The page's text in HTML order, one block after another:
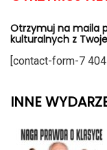
Otrzymuj na maila
kulturalnych z
[contact-form-7
INNE